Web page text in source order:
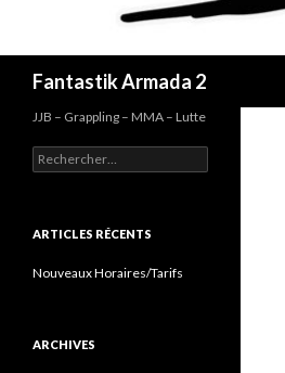
Fantastik Armada 2
JJB – Grappling – MMA – Lutte
Rechercher :
ARTICLES RÉCENTS
Nouveaux Horaires/Tarifs
ARCHIVES